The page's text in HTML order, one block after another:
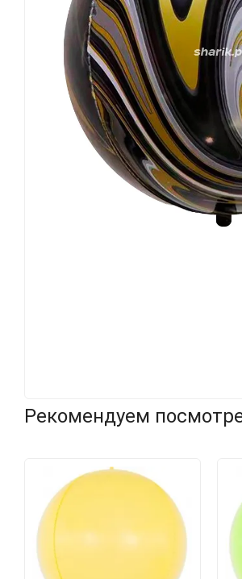
Рекомендуем